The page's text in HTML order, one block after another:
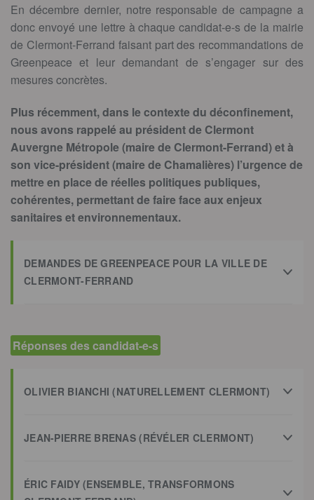
En décembre dernier, notre responsable de campagne a
donc envoyé une lettre à chaque candidat-e-s de la mairie
de Clermont-Ferrand faisant part des recommandations de
Greenpeace et leur demandant de s’engager sur des
mesures concrètes.
Plus récemment, dans le contexte du déconfinement,
nous avons rappelé au président de Clermont
Auvergne Métropole (maire de Clermont-Ferrand) et à
son vice-président (maire de Chamalières) l’urgence de
mettre en place de réelles politiques publiques,
cohérentes, permettant de faire face aux enjeux
sanitaires et environnementaux.
DEMANDES DE GREENPEACE POUR LA VILLE DE
CLERMONT-FERRAND
Réponses des candidat-e-s
OLIVIER BIANCHI (NATURELLEMENT CLERMONT)
JEAN-PIERRE BRENAS (RÉVÉLER CLERMONT)
ÉRIC FAIDY (ENSEMBLE, TRANSFORMONS